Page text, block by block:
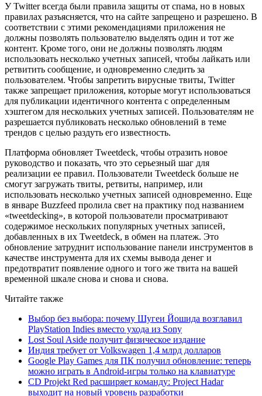
У Twitter всегда были правила защиты от спама, но в новых
правилах разъясняется, что на сайте запрещено и разрешено. В
соответствии с этими рекомендациями приложения не
должны позволять пользователю выделять один и тот же
контент. Кроме того, они не должны позволять людям
использовать несколько учетных записей, чтобы лайкать или
ретвитить сообщение, и одновременно следить за
пользователем. Чтобы запретить вирусные твиты, Twitter
также запрещает приложения, которые могут использоваться
для публикации идентичного контента с определенным
хэштегом для нескольких учетных записей. Пользователям не
разрешается публиковать несколько обновлений в теме
трендов с целью раздуть его известность.
Платформа обновляет Tweetdeck, чтобы отразить новое
руководство и показать, что это серьезный шаг для
реализации ее правил. Пользователи Tweetdeck больше не
смогут загружать твиты, ретвиты, например, или
использовать несколько учетных записей одновременно. Еще
в январе Buzzfeed пролила свет на практику под названием
«tweetdecking», в которой пользователи просматривают
содержимое нескольких популярных учетных записей,
добавленных в их Tweetdeck, в обмен на платеж. Это
обновление затруднит использование панели инструментов в
качестве инструмента для их схемы вывода денег и
предотвратит появление одного и того же твита на вашей
временной шкале снова и снова и снова.
Читайте также
Выбор без выбора: почему Шугеи Йошида возглавил
PlayStation Indies вместо ухода из Sony
Lost Soul Aside получит физическое издание
Индия требует от Volkswagen 1,4 млрд долларов
Google Play Games для ПК получил обновление: теперь
можно играть в Android-игры только на клавиатуре
CD Projekt Red расширяет команду: Project Hadar
выходит на новый уровень разработки